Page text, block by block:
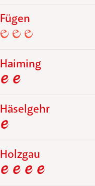
Fügen
Haiming
Häselgehr
Holzgau